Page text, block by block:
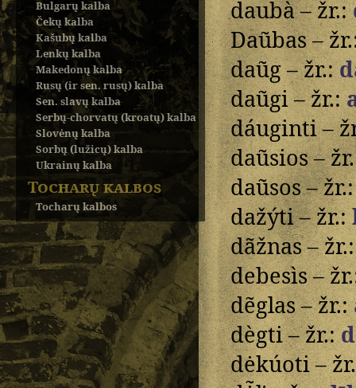
Bulgarų kalba
Čekų kalba
Kašubų kalba
Lenkų kalba
Makedonų kalba
Rusų (ir sen. rusų) kalba
Sen. slavų kalba
Serbų-chorvatų (kroatų) kalba
Slovėnų kalba
Sorbų (lužicų) kalba
Ukrainų kalba
Tocharų kalbos
Tocharų kalbos
daubà – žr.:
Daũbas –
daũg – žr.:
daũgi – žr.:
dáuginti –
daũsios –
daũsos –
dažýti – žr.:
dãžnas –
debesìs –
dẽglas – žr.:
dègti – žr.:
dėkúoti –